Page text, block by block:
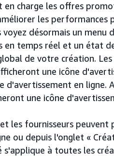
en charge les offres
les performances
voyez désormais un menu
en temps réel et un état
de votre création. Les
une icône
d'avertissement en
une icône
les fournisseurs
ou depuis l'onglet «
à toutes les